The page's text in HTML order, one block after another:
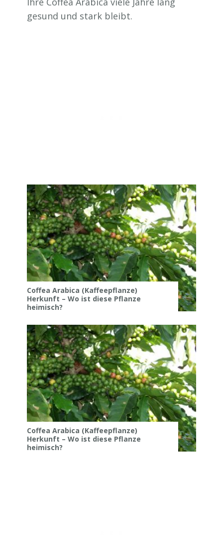
gesund und stark bleibt.
Coffea Arabica (Kaffeepflanze)
Herkunft – Wo ist diese Pflanze
heimisch?
Coffea Arabica (Kaffeepflanze)
Herkunft – Wo ist diese Pflanze
heimisch?